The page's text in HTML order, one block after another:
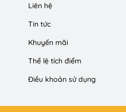
Liên hệ
Tin tức
Khuyến mãi
Thể lệ tích điểm
Điều khoản sử dụng